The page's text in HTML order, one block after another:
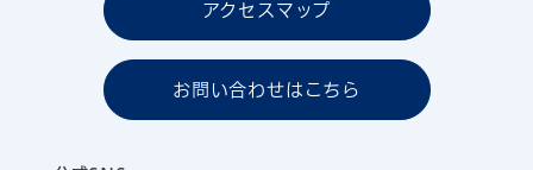
アクセスマップ
お問い合わせはこちら